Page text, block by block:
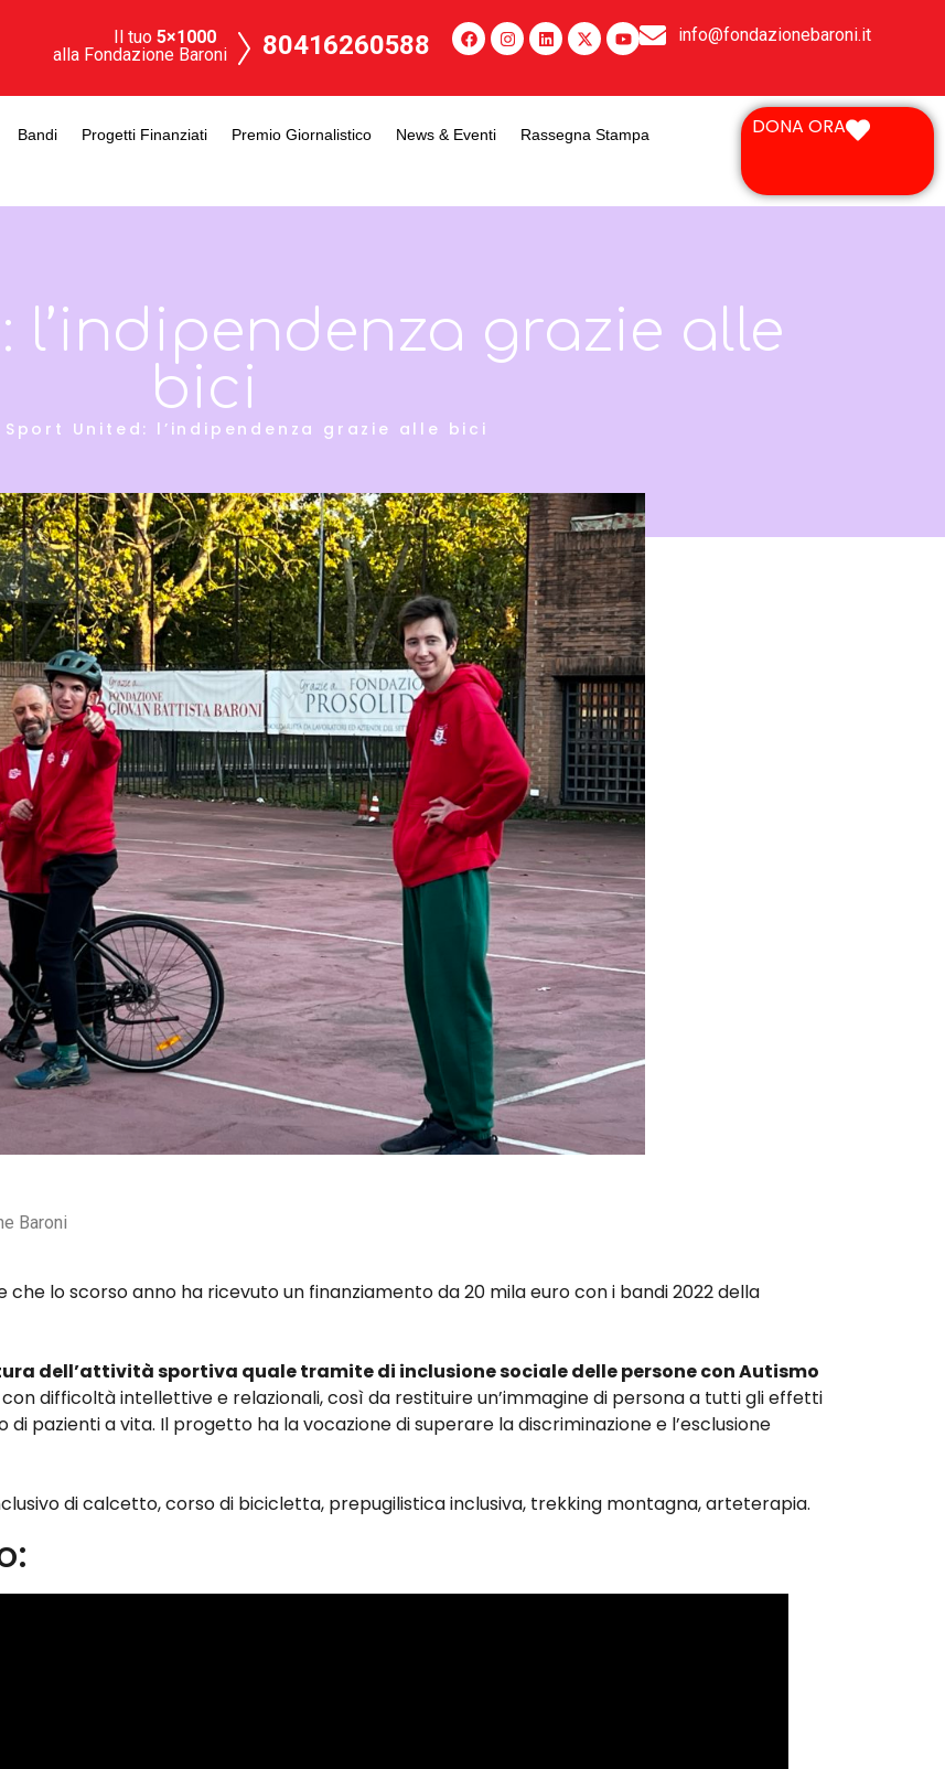
Il tuo 5×1000
alla Fondazione Baroni
80416260588 info@fondazionebaroni.it
Bandi Progetti Finanziati Premio Giornalistico News & Eventi
Rassegna Stampa
DONA ORA
l’indipendenza grazie alle
bici
Sport United: l’indipendenza grazie alle bici
Baroni
che lo scorso anno ha ricevuto un finanziamento da 20 mila euro con i bandi 2022 della
dell’attività sportiva quale tramite di inclusione sociale delle persone con Autismo
difficoltà intellettive e relazionali, così da restituire un’immagine di persona a tutti gli effetti
pazienti a vita. Il progetto ha la vocazione di superare la discriminazione e l’esclusione
di calcetto, corso di bicicletta, prepugilistica inclusiva, trekking montagna, arteterapia.